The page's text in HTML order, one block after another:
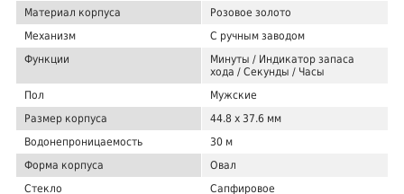
Материал корпуса
Розовое золото
Механизм
С ручным заводом
Функции
Минуты / Индикатор запаса
хода / Секунды / Часы
Пол
Мужские
Размер корпуса
44.8 x 37.6 мм
Водонепроницаемость
30 м
Форма корпуса
Овал
Стекло
Сапфировое